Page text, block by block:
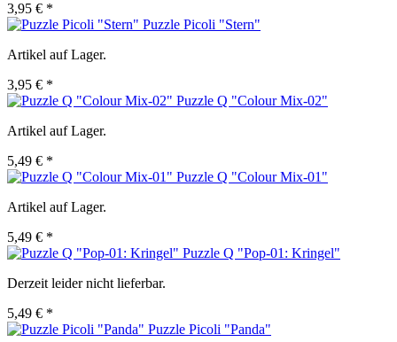
3,95 € *
Puzzle Picoli "Stern"
Artikel auf Lager.
3,95 € *
Puzzle Q "Colour Mix-02"
Artikel auf Lager.
5,49 € *
Puzzle Q "Colour Mix-01"
Artikel auf Lager.
5,49 € *
Puzzle Q "Pop-01: Kringel"
Derzeit leider nicht lieferbar.
5,49 € *
Puzzle Picoli "Panda"